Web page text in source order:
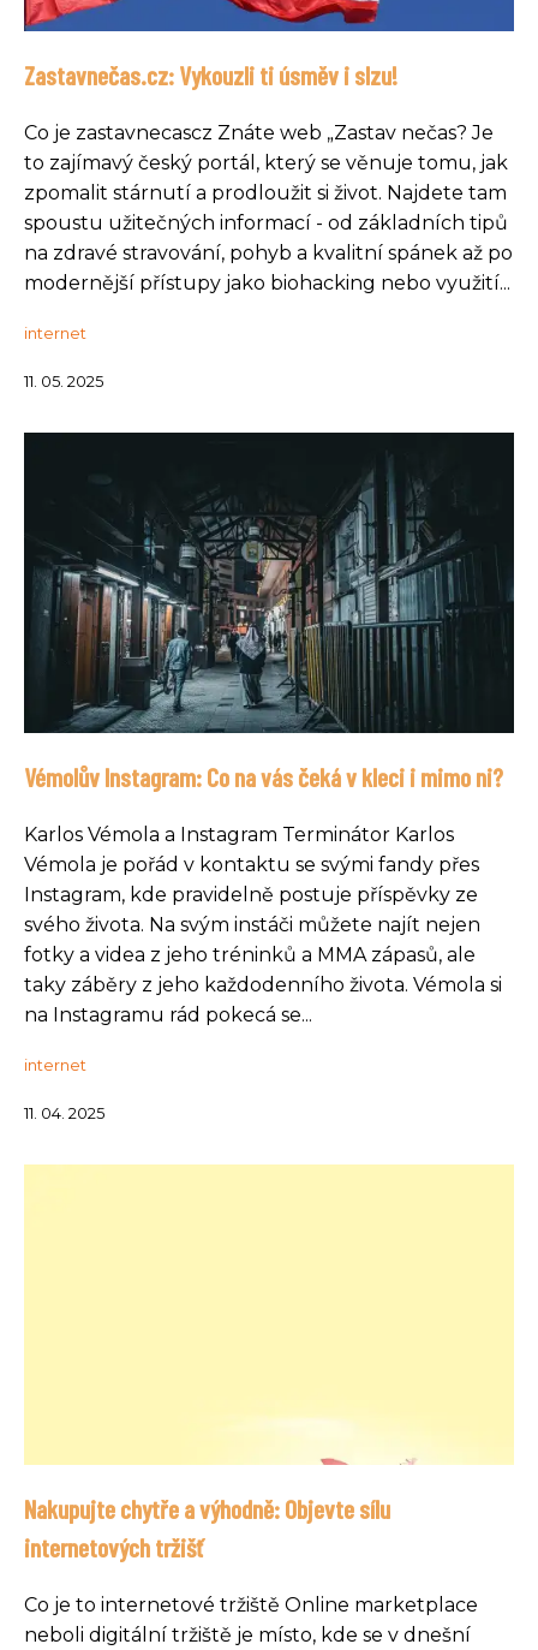
Zastavnečas.cz: Vykouzli ti úsměv i slzu!
Co je zastavnecascz Znáte web „Zastav nečas? Je
to zajímavý český portál, který se věnuje tomu, jak
zpomalit stárnutí a prodloužit si život. Najdete tam
spoustu užitečných informací - od základních tipů
na zdravé stravování, pohyb a kvalitní spánek až po
modernější přístupy jako biohacking nebo využití...
internet
11. 05. 2025
Vémolův Instagram: Co na vás čeká v kleci i mimo ni?
Karlos Vémola a Instagram Terminátor Karlos
Vémola je pořád v kontaktu se svými fandy přes
Instagram, kde pravidelně postuje příspěvky ze
svého života. Na svým instáči můžete najít nejen
fotky a videa z jeho tréninků a MMA zápasů, ale
taky záběry z jeho každodenního života. Vémola si
na Instagramu rád pokecá se...
internet
11. 04. 2025
Nakupujte chytře a výhodně: Objevte sílu
internetových tržišť
Co je to internetové tržiště Online marketplace
neboli digitální tržiště je místo, kde se v dnešní